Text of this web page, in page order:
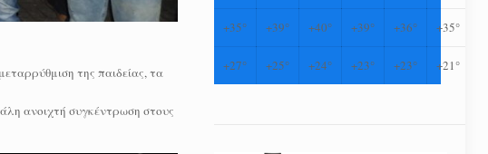
της παιδείας, τα
ανοιχτή συγκέντρωση στους
+35° +39° +40° +39° +36° +35°
+27° +25° +24° +23° +23° +21°